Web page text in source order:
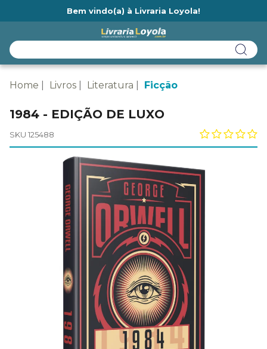
Bem vindo(a) à Livraria Loyola!
Home Livros Literatura Ficção
1984 - EDIÇÃO DE LUXO
SKU 125488